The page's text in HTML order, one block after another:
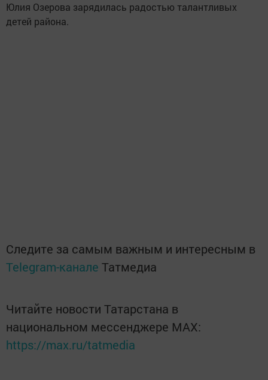
Юлия Озерова зарядилась радостью талантливых
детей района.
Следите за самым важным и интересным в
Telegram-канале Татмедиа
Читайте новости Татарстана в
национальном мессенджере MАХ:
https://max.ru/tatmedia